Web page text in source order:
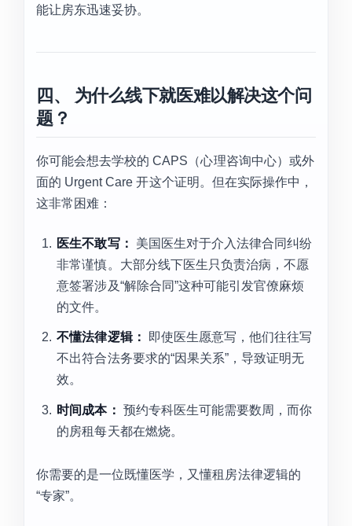
能让房东迅速妥协。
四、 为什么线下就医难以解决这个问
题？
你可能会想去学校的 CAPS（心理咨询中心）或外
面的 Urgent Care 开这个证明。但在实际操作中，
这非常困难：
医生不敢写：
美国医生对于介入法律合同纠纷
非常谨慎。大部分线下医生只负责治病，不愿
意签署涉及“解除合同”这种可能引发官僚麻烦
的文件。
不懂法律逻辑：
即使医生愿意写，他们往往写
不出符合法务要求的“因果关系”，导致证明无
效。
时间成本： 预约专科医生可能需要数周，而你
的房租每天都在燃烧。
你需要的是一位既懂医学，又懂租房法律逻辑的
“专家”。